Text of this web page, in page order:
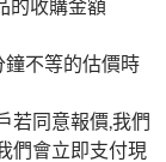
的收購金額
不等的估價時
若同意報價,我們
們會立即支付現